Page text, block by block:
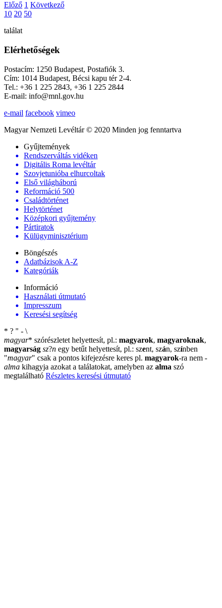
Előző 1 Következő
10 20 50
találat
Elérhetőségek
Postacím: 1250 Budapest, Postafiók 3.
Cím: 1014 Budapest, Bécsi kapu tér 2-4.
Tel.: +36 1 225 2843, +36 1 225 2844
E-mail: info@mnl.gov.hu
e-mail facebook vimeo
Magyar Nemzeti Levéltár © 2020 Minden jog fenntartva
Gyűjtemények
Rendszerváltás vidéken
Digitális Roma levéltár
Szovjetunióba elhurcoltak
Első világháború
Reformáció 500
Családtörténet
Helytörténet
Középkori gyűjtemény
Pártiratok
Külügyminisztérium
Böngészés
Adatbázisok A-Z
Kategóriák
Információ
Használati útmutató
Impresszum
Keresési segítség
* ? " - \
magyar* szórészletet helyettesít, pl.: magyarok, magyaroknak,
magyarság sz?n egy betűt helyettesít, pl.: szent, szán, színben
"magyar" csak a pontos kifejezésre keres pl. magyarok-ra nem -
alma kihagyja azokat a találatokat, amelyben az alma szó
megtalálható Részletes keresési útmutató